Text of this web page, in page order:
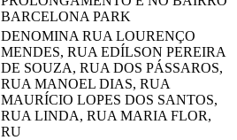
BARCELONA PARK
DENOMINA RUA LOURENÇO
MENDES, RUA EDÍLSON PEREIRA
DE SOUZA, RUA DOS PÁSSAROS,
RUA MANOEL DIAS, RUA
MAURÍCIO LOPES DOS SANTOS,
RUA LINDA, RUA MARIA FLOR,
RU